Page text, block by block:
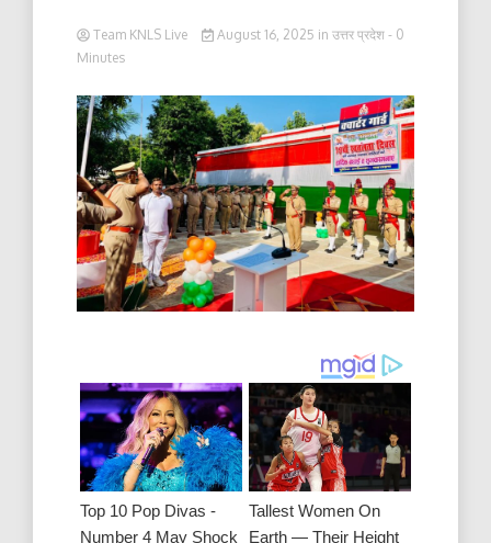
Team KNLS Live August 16, 2025 in उत्तर प्रदेश - 0
Minutes